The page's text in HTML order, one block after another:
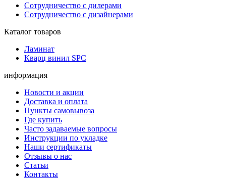
Сотрудничество с дилерами
Сотрудничество с дизайнерами
Каталог товаров
Ламинат
Кварц винил SPC
информация
Новости и акции
Доставка и оплата
Пункты самовывоза
Где купить
Часто задаваемые вопросы
Инструкции по укладке
Наши сертификаты
Отзывы о нас
Статьи
Контакты